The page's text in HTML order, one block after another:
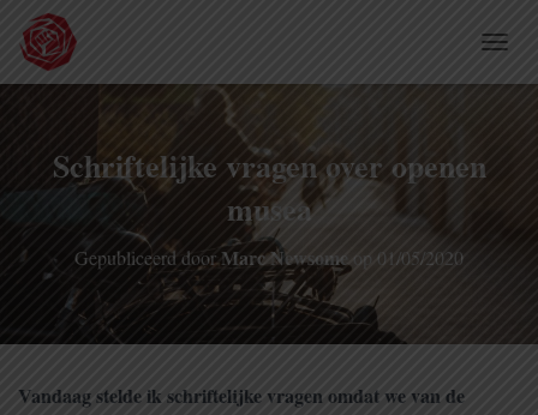
Schriftelijke vragen over openen
musea
Gepubliceerd doorMarc Newsome op 01/05/2020
Vandaag stelde ik schriftelijke vragen omdat we van de